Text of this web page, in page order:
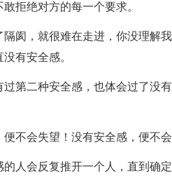
拒绝对方的每一个要求。
隔阂，就很难在走进，你没理解
有安全感。
过第二种安全感，也体会过了没
便不会失望！没有安全感，便不
的人会反复推开一个人，直到确